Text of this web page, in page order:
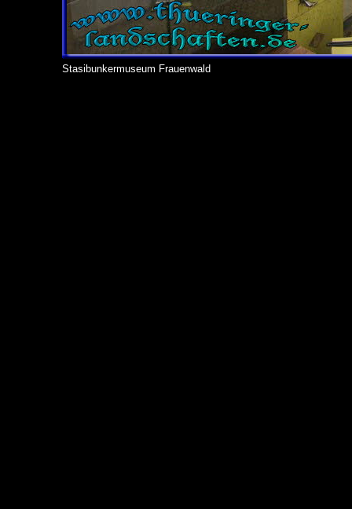
Stasibunkermuseum Frauenwald